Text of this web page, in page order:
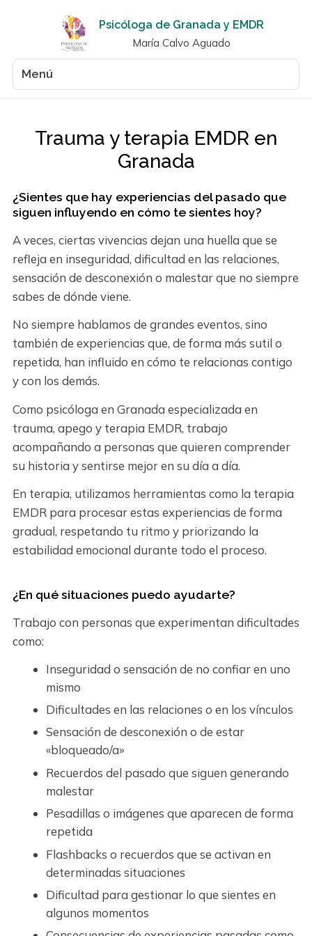
Psicóloga de Granada y EMDR
María Calvo Aguado
Menú
Trauma y terapia EMDR en
Granada
¿Sientes que hay experiencias del pasado que
siguen influyendo en cómo te sientes hoy?
A veces, ciertas vivencias dejan una huella que se
refleja en inseguridad, dificultad en las relaciones,
sensación de desconexión o malestar que no siempre
sabes de dónde viene.
No siempre hablamos de grandes eventos, sino
también de experiencias que, de forma más sutil o
repetida, han influido en cómo te relacionas contigo
y con los demás.
Como psicóloga en Granada especializada en
trauma, apego y terapia EMDR, trabajo
acompañando a personas que quieren comprender
su historia y sentirse mejor en su día a día.
En terapia, utilizamos herramientas como la terapia
EMDR para procesar estas experiencias de forma
gradual, respetando tu ritmo y priorizando la
estabilidad emocional durante todo el proceso.
¿En qué situaciones puedo ayudarte?
Trabajo con personas que experimentan dificultades
como:
Inseguridad o sensación de no confiar en uno
mismo
Dificultades en las relaciones o en los vínculos
Sensación de desconexión o de estar
«bloqueado/a»
Recuerdos del pasado que siguen generando
malestar
Pesadillas o imágenes que aparecen de forma
repetida
Flashbacks o recuerdos que se activan en
determinadas situaciones
Dificultad para gestionar lo que sientes en
algunos momentos